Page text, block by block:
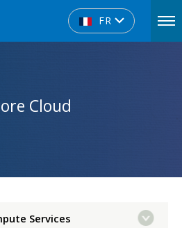
FR
Cloud
Services